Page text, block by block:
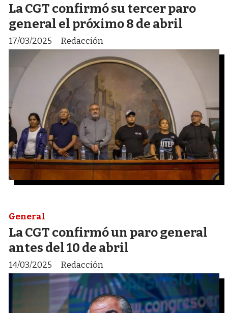
La CGT confirmó su tercer paro
general el próximo 8 de abril
Redacción
17/03/2025
La CGT confirmó un paro general
antes del 10 de abril
Redacción
General
14/03/2025